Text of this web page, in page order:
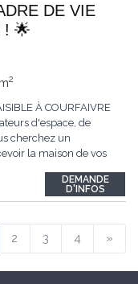
DE VIE
! 🌟
2
À COURFAIVRE
d'espace, de
cherchez un
la maison de vos
de 2'226 m²
DEMANDE
D'INFOS
2 3 4 »